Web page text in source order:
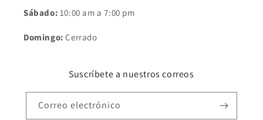
Sábado: 10:00 am a 7:00 pm
Domingo: Cerrado
Suscríbete a nuestros correos
Correo electrónico